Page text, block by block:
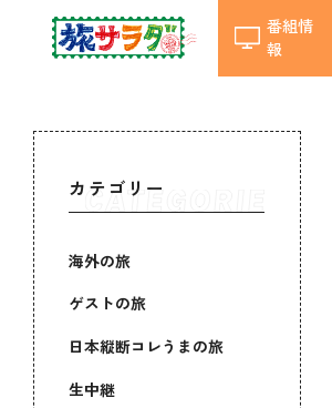
番組情
報
カテゴリー
海外の旅
ゲストの旅
日本縦断コレうまの旅
生中継